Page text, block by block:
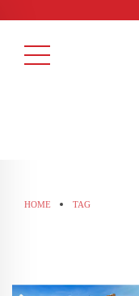
HOME TAG